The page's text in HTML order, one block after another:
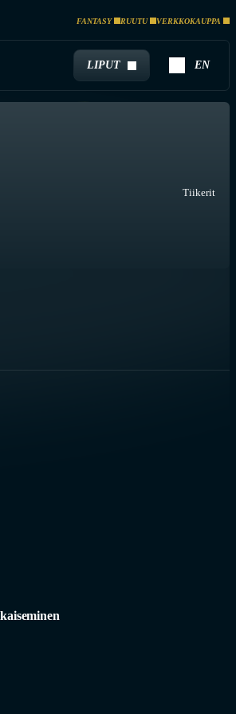
FANTASY RUUTU VERKKOKAUPPA
LIPUT EN
Tiikerit